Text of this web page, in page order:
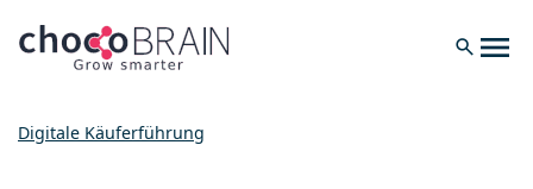
search menu
Digitale Käuferführung